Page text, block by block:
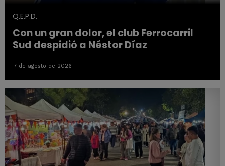
Q.E.P.D.
Con un gran dolor, el club Ferrocarril
Sud despidió a Néstor Díaz
7 de agosto de 2026